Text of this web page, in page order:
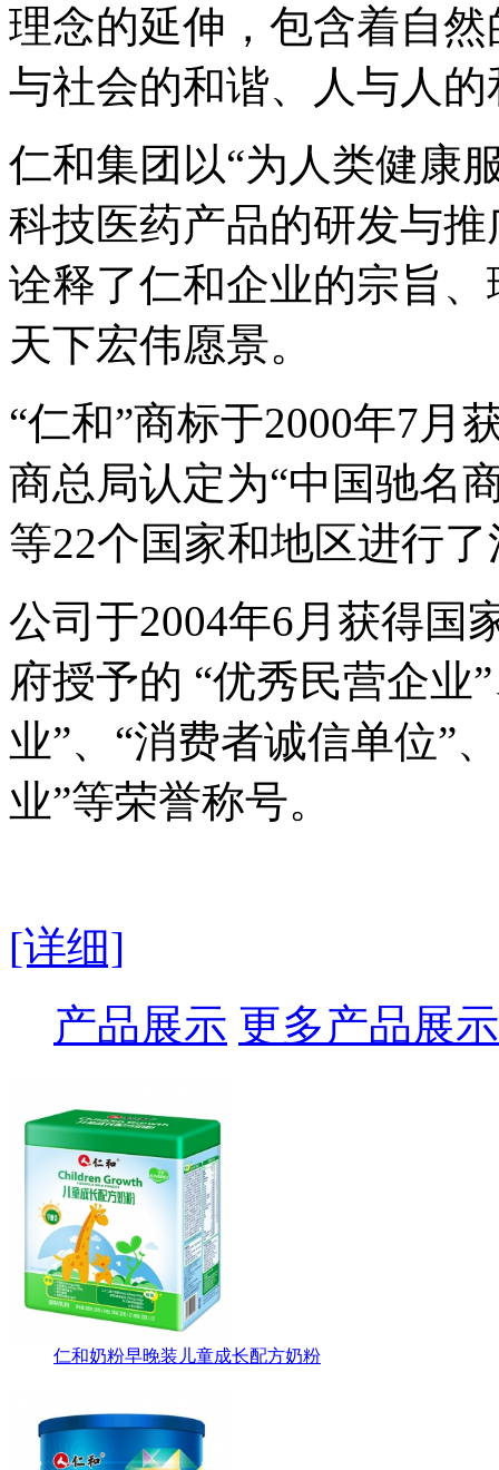
理念的延伸，包含着自
与社会的和谐、人与人
仁和集团以“为人类健康
科技医药产品的研发与
诠释了仁和企业的宗旨
天下宏伟愿景。
“仁和”商标于2000年7月
商总局认定为“中国驰名
等22个国家和地区进行
公司于2004年6月获得国
府授予的 “优秀民营企业
业”、“消费者诚信单位”
业”等荣誉称号。
[详细]
产品展示 更多产品展示
仁和奶粉早晚装儿童成长配方奶粉